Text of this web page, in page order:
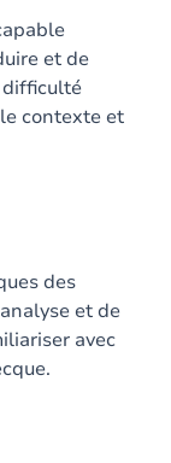
et de
difficulté
contexte et
des
et de
avec